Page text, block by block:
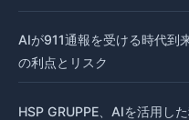
AIが911通報を受ける時代到
の利点とリスク
HSP GRUPPE、AIを活用し